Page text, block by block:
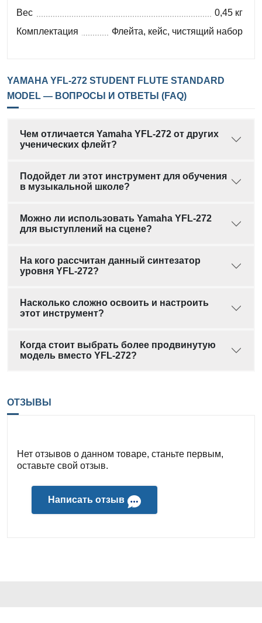
Вес
0,45 кг
Комплектация
Флейта, кейс, чистящий набор
YAMAHA YFL-272 STUDENT FLUTE STANDARD
MODEL — ВОПРОСЫ И ОТВЕТЫ (FAQ)
Чем отличается Yamaha YFL-272 от других
ученических флейт?
Подойдет ли этот инструмент для обучения
в музыкальной школе?
Можно ли использовать Yamaha YFL-272
для выступлений на сцене?
На кого рассчитан данный синтезатор
уровня YFL-272?
Насколько сложно освоить и настроить
этот инструмент?
Когда стоит выбрать более продвинутую
модель вместо YFL-272?
ОТЗЫВЫ
Нет отзывов о данном товаре, станьте первым,
оставьте свой отзыв.
Написать отзыв